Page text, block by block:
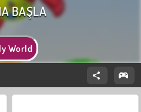
World